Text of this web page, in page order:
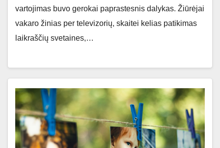
vartojimas buvo gerokai paprastesnis dalykas. Žiūrėjai
vakaro žinias per televizorių, skaitei kelias patikimas
laikraščių svetaines,…